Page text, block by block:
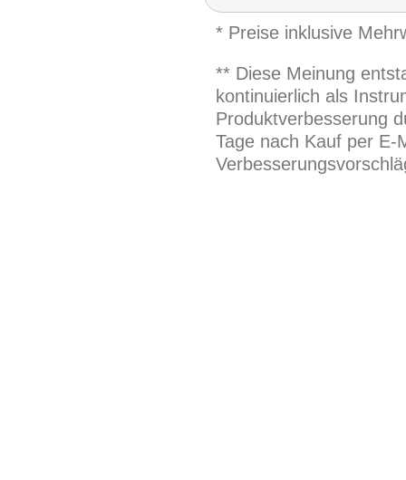
* Preise inklusive
** Diese Meinung
kontinuierlich als
Produktverbesserung
Tage nach Kauf per E-